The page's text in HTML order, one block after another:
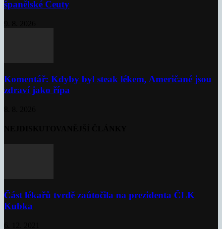
španělské Ceuty
Komentář: Kdyby byl steak lékem, Američané jsou
zdraví jako řípa
Část lékařů tvrdě zaútočila na prezidenta ČLK
Kubka